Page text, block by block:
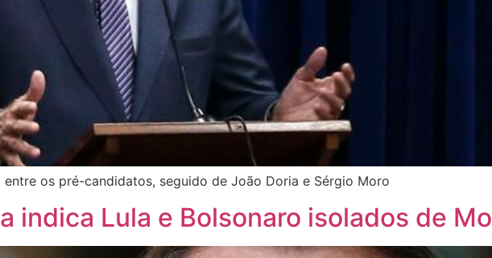
entre os pré-candidatos, seguido de João Doria e Sérgio Moro
indica Lula e Bolsonaro isolados de